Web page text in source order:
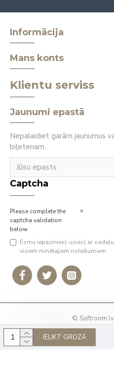
IELIKT GROZĀ
Informācija
Mans konts
Klientu serviss
Jaunumi epastā
Nepalaidiet garām jaunumus
biļetenam.
Captcha
Please complete the
captcha validation
below
Esmu iepazinies(-usies) ar sadaļu
visiem minētajiem noteikumiem
© Softroom.lv
Tālrunis:
E-Pasts: